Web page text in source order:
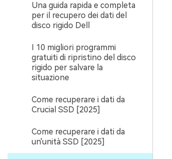
Una guida rapida e completa
per il recupero dei dati del
disco rigido Dell
I 10 migliori programmi
gratuiti di ripristino del disco
rigido per salvare la
situazione
Come recuperare i dati da
Crucial SSD [2025]
Come recuperare i dati da
un'unità SSD [2025]